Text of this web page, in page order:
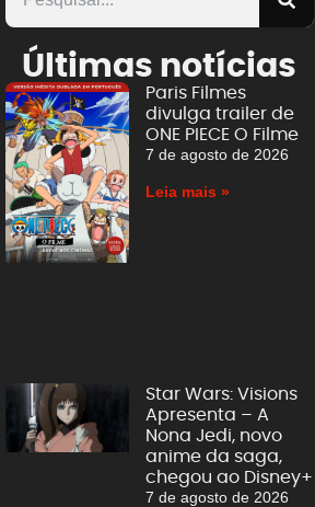
Últimas notícias
Paris Filmes
divulga trailer de
ONE PIECE O Filme
7 de agosto de 2026
Leia mais »
Star Wars: Visions
Apresenta – A
Nona Jedi, novo
anime da saga,
chegou ao Disney+
7 de agosto de 2026